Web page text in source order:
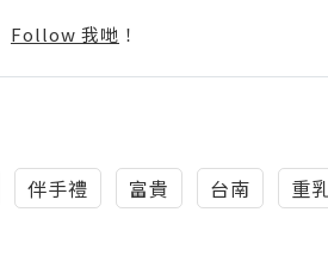
Follow 我哋 ！
伴手禮 富貴 台南 重